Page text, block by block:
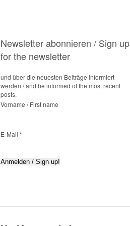
Newsletter abonnieren / Sign up
for the newsletter
und über die neuesten Beiträge informiert
werden / and be informed of the most recent
posts.
Vorname / First name
E-Mail *